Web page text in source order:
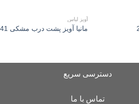
آویز لباس
مانیا آويز پشت درب مشکی 202041
دسترسی سریع
تماس با ما